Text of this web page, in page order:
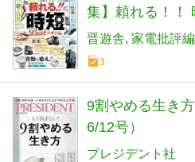
集】頼れる！！
晋遊舎 家電批評
3
9割やめる生き
6/12号）
プレジデント社